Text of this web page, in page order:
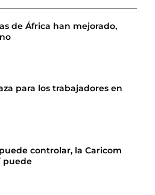
de África han mejorado,
para los trabajadores en
controlar, la Caricom
puede